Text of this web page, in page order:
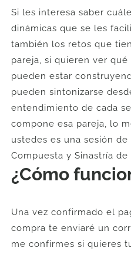
era:
U$
72.
Si les interesa saber
dinámicas que se les
también los retos que
pareja, si quieren ver
pueden estar
pueden sintonizarse
entendimiento de cada
compone esa pareja, lo
ustedes es una sesión de
Compuesta y Sinastría de
¿Cómo
Una vez confirmado el
compra te enviaré un
me confirmes si quieres